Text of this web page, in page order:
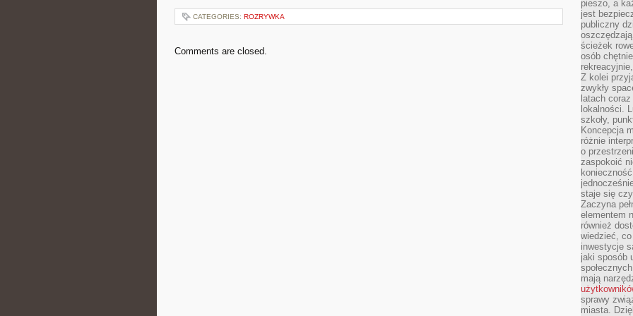
CATEGORIES: ROZRYWKA
Comments are closed.
pieszo, a
jest
publiczny
ścieżek
osób
Z kolei
zwykły
latach
lokalności.
szkoły,
Koncepcja
różnie
o
zaspokoić
staje się
Zaczyna
elementem
również
wiedzieć,
inwestycje
jaki sposób
mają
sprawy
miasta.